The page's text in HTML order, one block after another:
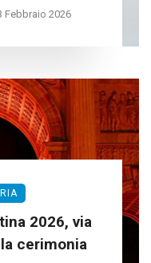
Febbraio 2026
2026, via
cerimonia